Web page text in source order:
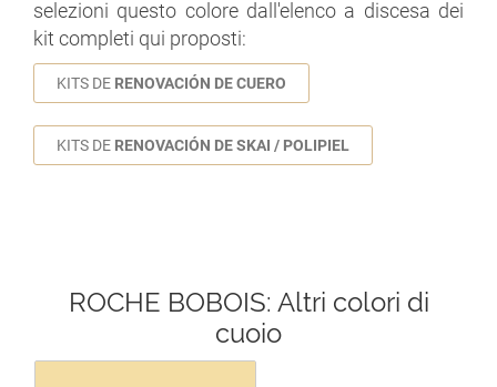
selezioni questo colore dall'elenco a discesa dei
kit completi qui proposti:
KITS DE RENOVACIÓN DE CUERO
KITS DE RENOVACIÓN DE SKAI / POLIPIEL
ROCHE BOBOIS: Altri colori di
cuoio